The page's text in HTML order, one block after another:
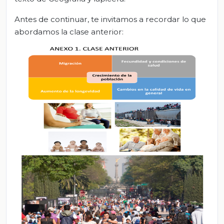
Antes de continuar, te invitamos a recordar lo que
abordamos la clase anterior: